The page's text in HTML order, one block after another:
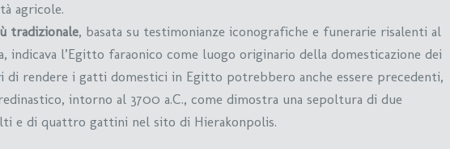
agricole.
tradizionale, basata su testimonianze iconografiche e funerarie risalenti al
indicava l’Egitto faraonico come luogo originario della domesticazione dei
di rendere i gatti domestici in Egitto potrebbero anche essere precedenti,
intorno al 3700 a.C., come dimostra una sepoltura di due
e di quattro gattini nel sito di Hierakonpolis.